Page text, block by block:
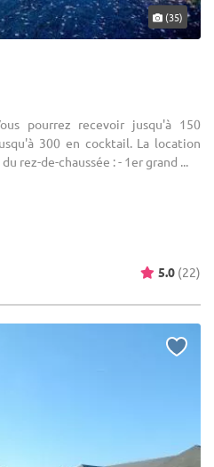
(35)
pourrez recevoir jusqu'à 150
300 en cocktail. La location
rez-de-chaussée : - 1er grand ...
5.0 (22)